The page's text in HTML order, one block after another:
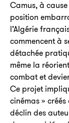
Camus, à
position
l’Algérie
commencent à
détachée
même la
combat et
Ce projet
cinémas »
déclin des